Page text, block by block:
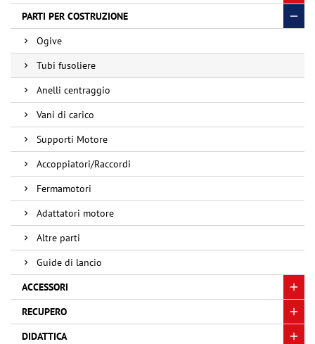
PARTI PER COSTRUZIONE
Ogive
Tubi fusoliere
Anelli centraggio
Vani di carico
Supporti Motore
Accoppiatori/Raccordi
Fermamotori
Adattatori motore
Altre parti
Guide di lancio
ACCESSORI
RECUPERO
DIDATTICA